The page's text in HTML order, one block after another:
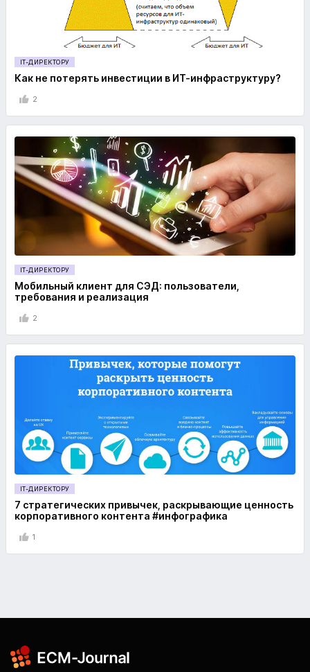
IT-ДИРЕКТОРУ
Как не потерять инвестиции в ИТ-инфраструктуру?
2
IT-ДИРЕКТОРУ
Мобильный клиент для СЭД: пользователи,
требования и реализация
2
IT-ДИРЕКТОРУ
7 стратегических привычек, раскрывающие ценность
корпоративного контента #инфографика
1